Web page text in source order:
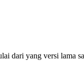
dari yang versi